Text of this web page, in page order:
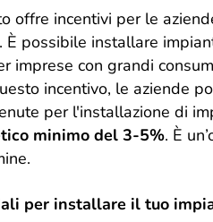
offre incentivi per le
possibile installare
imprese con grandi
incentivo, le aziende
per l'installazione di
minimo del 3-5%. È
per installare il tuo